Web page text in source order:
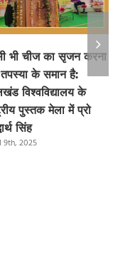
भी चीज का सृजन करना
के समान है:
विश्वविद्यालय के
पुस्तक मेला में प्रो
सिंह
2025